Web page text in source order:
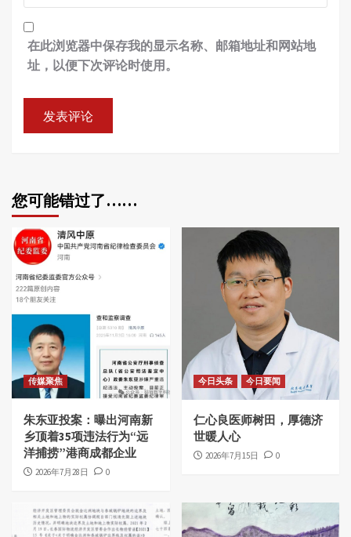
在此浏览器中保存我的显示名称、邮箱地址和网站地
址，以便下次评论时使用。
您可能错过了……
传媒聚焦
朱东亚投案：曝出河南新
乡顶着35项违法行为“远
洋捕捞”港商成都企业
2026年7月28日 0
今日头条 今日要闻
仁心良医师树田，厚德济
世暖人心
2026年7月15日 0